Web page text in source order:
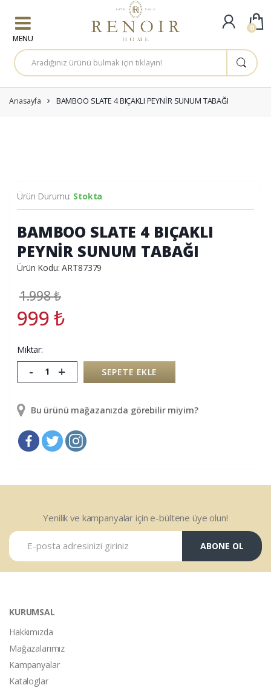
A
r
a
a
:
Anasayfa BAMBOO SLATE 4 BIÇAKLI PEYNİR SUNUM TABAĞI
Ürün Durumu: Stokta
BAMBOO SLATE 4 BIÇAKLI
PEYNİR SUNUM TABAĞI
Ürün Kodu: ART87379
1.998₺
999₺
Miktar:
- + SEPETE EKLE
Bu ürünü mağazanızda görebilir miyim?
Yenilik ve kampanyalar için e-bültene üye olun!
ABONE OL
KURUMSAL
Hakkımızda
Mağazalarımız
Kampanyalar
Kataloglar
0